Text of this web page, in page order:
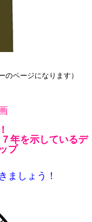
のページになります）
年を示しているデ
プ
ましょう！